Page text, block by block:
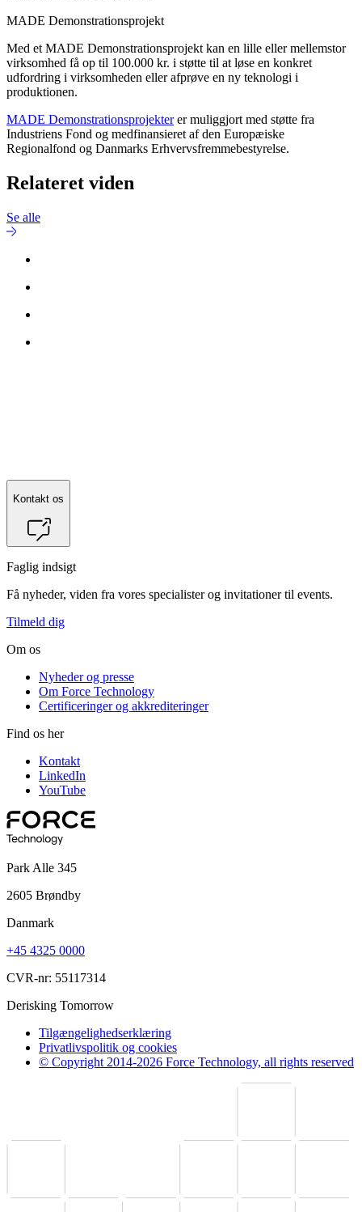
MADE Demonstrationsprojekt
Med et MADE Demonstrationsprojekt kan en lille eller mellemstor
virksomhed få op til 100.000 kr. i støtte til at løse en konkret
udfordring i virksomheden eller afprøve en ny teknologi i
produktionen.
MADE Demonstrationsprojekterer muliggjort med støtte fra
Industriens Fond og medfinansieret af den Europæiske
Regionalfond og Danmarks Erhvervsfremmebestyrelse.
Relateret viden
Se alle
Kontakt os
Faglig indsigt
Få nyheder, viden fra vores specialister og invitationer til events.
Tilmeld dig
Om os
Nyheder og presse
Om Force Technology
Certificeringer og akkrediteringer
Find os her
Kontakt
LinkedIn
YouTube
Park Alle 345
2605 Brøndby
Danmark
+45 4325 0000
CVR-nr: 55117314
Derisking Tomorrow
Tilgængelighedserklæring
Privatlivspolitik og cookies
© Copyright 2014-2026 Force Technology, all rights reserved